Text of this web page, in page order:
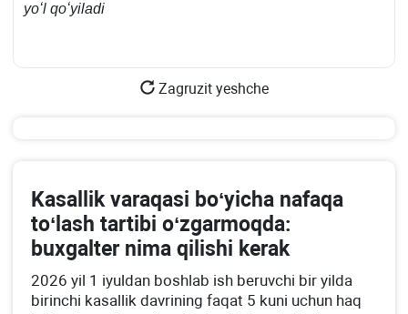
yoʻl qoʻyiladi
Zagruzit yeshche
Kasallik varaqasi boʻyicha nafaqa
toʻlash tartibi oʻzgarmoqda:
buхgalter nima qilishi kerak
2026 yil 1 iyuldan boshlab ish beruvchi bir yilda
birinchi kasallik davrining faqat 5 kuni uchun haq